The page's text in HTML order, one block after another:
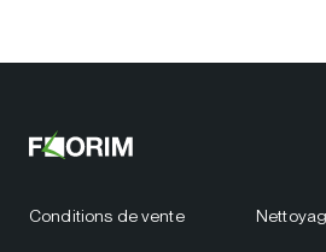
Conditions de vente